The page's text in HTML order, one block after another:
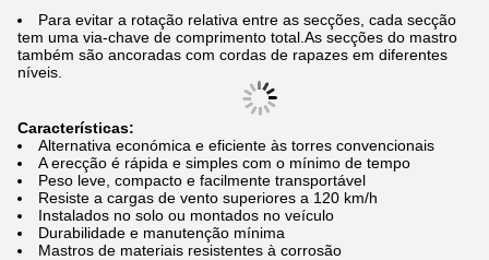
Para evitar a rotação relativa entre as secções, cada secção
tem uma via-chave de comprimento total.As secções do mastro
também são ancoradas com cordas de rapazes em diferentes
níveis.
Características:
Alternativa económica e eficiente às torres convencionais
A erecção é rápida e simples com o mínimo de tempo
Peso leve, compacto e facilmente transportável
Resiste a cargas de vento superiores a 120 km/h
Instalados no solo ou montados no veículo
Durabilidade e manutenção mínima
Mastros de materiais resistentes à corrosão